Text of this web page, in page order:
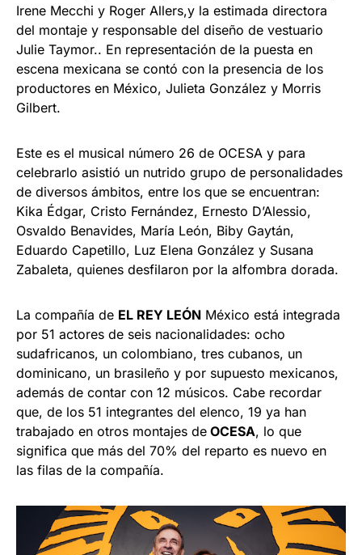
Irene Mecchi y Roger Allers,y la estimada directora
del montaje y responsable del diseño de vestuario
Julie Taymor.. En representación de la puesta en
escena mexicana se contó con la presencia de los
productores en México, Julieta González y Morris
Gilbert.
Este es el musical número 26 de OCESA y para
celebrarlo asistió un nutrido grupo de personalidades
de diversos ámbitos, entre los que se encuentran:
Kika Édgar, Cristo Fernández, Ernesto D’Alessio,
Osvaldo Benavides, María León, Biby Gaytán,
Eduardo Capetillo, Luz Elena González y Susana
Zabaleta, quienes desfilaron por la alfombra dorada.
La compañía de EL REY LEÓN México está integrada
por 51 actores de seis nacionalidades: ocho
sudafricanos, un colombiano, tres cubanos, un
dominicano, un brasileño y por supuesto mexicanos,
además de contar con 12 músicos. Cabe recordar
que, de los 51 integrantes del elenco, 19 ya han
trabajado en otros montajes de OCESA, lo que
significa que más del 70% del reparto es nuevo en
las filas de la compañía.